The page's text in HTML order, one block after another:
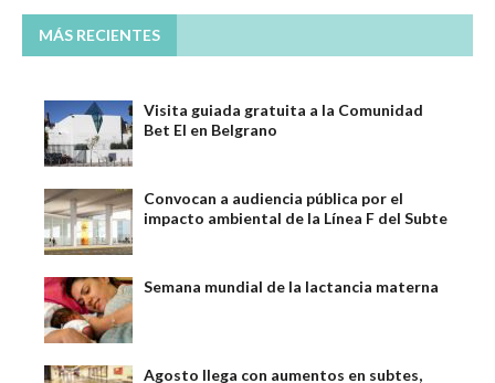
MÁS RECIENTES
Visita guiada gratuita a la Comunidad
Bet El en Belgrano
Convocan a audiencia pública por el
impacto ambiental de la Línea F del Subte
Semana mundial de la lactancia materna
Agosto llega con aumentos en subtes,